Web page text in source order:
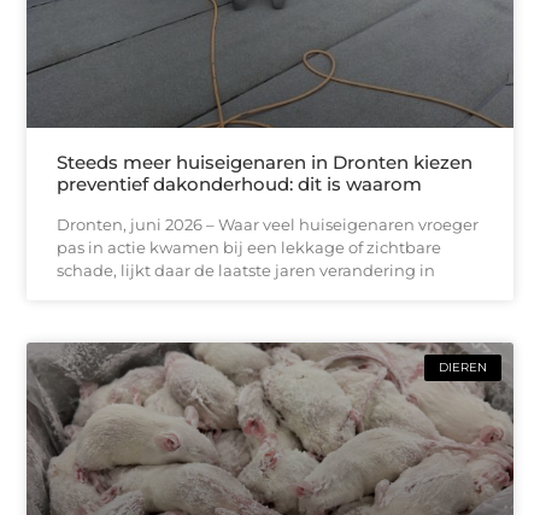
Steeds meer huiseigenaren in Dronten kiezen
preventief dakonderhoud: dit is waarom
Dronten, juni 2026 – Waar veel huiseigenaren vroeger
pas in actie kwamen bij een lekkage of zichtbare
schade, lijkt daar de laatste jaren verandering in
DIEREN